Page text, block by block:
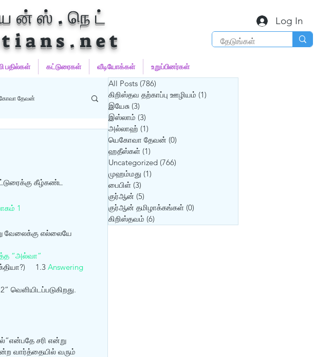
Log In
பதில்கள் கட்டுரைகள் வீடியோக்கள் உறுப்பினர்கள்
தேவன்
கீழ்கண்ட
1
வேலைக்கு எல்லையே
“அல்வா”
1.3 Answering
சரி என்று
வார்த்தையில் வரும்
All Posts (786)
கிறிஸ்தவ தற்காப்பு ஊழியம் (1)
இயேசு (3)
இஸ்லாம் (3)
அல்லாஹ் (1)
யெகோவா தேவன் (0)
ஹதீஸ்கள் (1)
Uncategorized (766)
முஹம்மது (1)
பைபிள் (3)
குர்‍ஆன் (5)
குர்‍ஆன் தமிழாக்கங்கள் (0)
கிறிஸ்தவம் (6)